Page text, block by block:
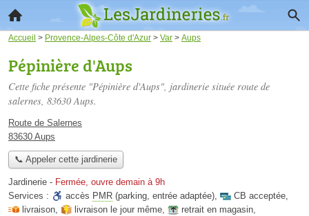
Accueil > Provence-Alpes-Côte d'Azur > Var > Aups
Pépinière d'Aups
Cette fiche présente "Pépinière d'Aups", jardinerie située route de
salernes, 83630 Aups.
Route de Salernes
83630 Aups
📞 Appeler cette jardinerie
Jardinerie - Fermée, ouvre demain à 9h
Services :
accès PMR (parking, entrée adaptée), CB acceptée,
livraison, livraison le jour même, retrait en magasin,